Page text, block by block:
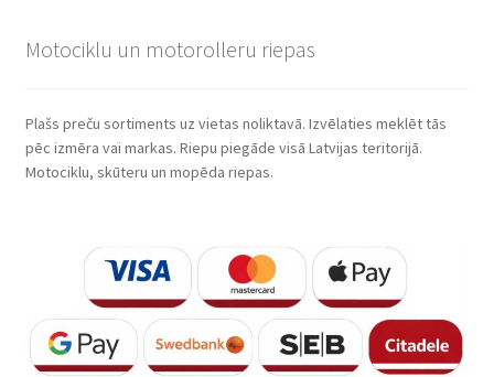
Motociklu un motorolleru riepas
Plašs preču sortiments uz vietas noliktavā. Izvēlaties meklēt tās
pēc izmēra vai markas. Riepu piegāde visā Latvijas teritorijā.
Motociklu, skūteru un mopēda riepas.